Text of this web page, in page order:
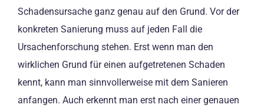
Schadensursache ganz genau auf den Grund. Vor der
konkreten Sanierung muss auf jeden Fall die
Ursachenforschung stehen. Erst wenn man den
wirklichen Grund für einen aufgetretenen Schaden
kennt, kann man sinnvollerweise mit dem Sanieren
anfangen. Auch erkennt man erst nach einer genauen